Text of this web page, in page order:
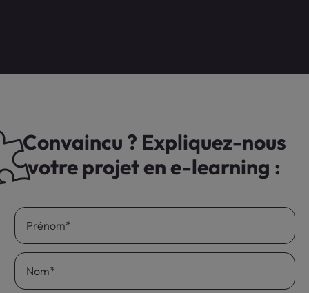
Convaincu ? Expliquez-nous
votre projet en e-learning :